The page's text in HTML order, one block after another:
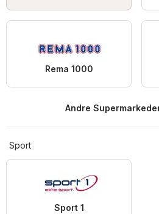
Rema 1000
Andre
Sport
Sport 1